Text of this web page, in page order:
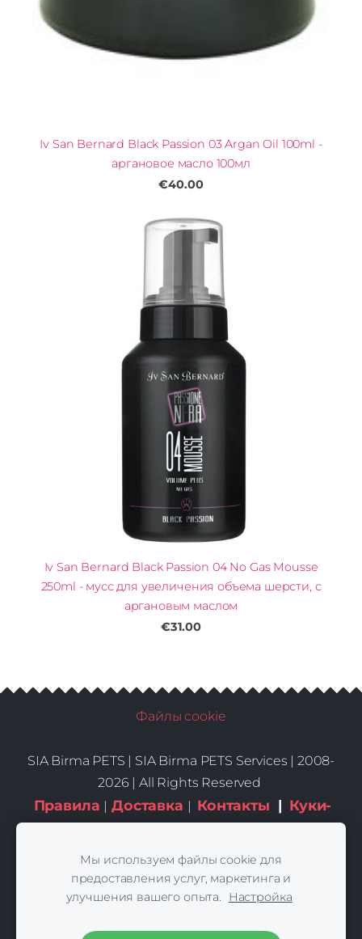
Iv San Bernard Black Passion 03 Argan Oil 100ml -
аргановое масло 100мл
€40.00
Iv San Bernard Black Passion 04 No Gas Mousse
250ml - мусс для увеличения объема шерсти, с
аргановым маслом
€31.00
Файлы cookie
SIA Birma PETS |
SIA Birma PETS Services | 2008-
2026 | All Rights Reserved
Правила Доставка Контакты | Куки-
Мы используем файлы cookie для
предоставления услуг, маркетинга и
улучшения вашего опыта.
Настройка